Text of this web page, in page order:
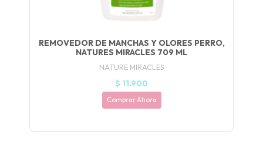
REMOVEDOR DE MANCHAS Y OLORES PERRO,
NATURES MIRACLES 709 ML
NATURE MIRACLES
$ 11.900
Comprar Ahora